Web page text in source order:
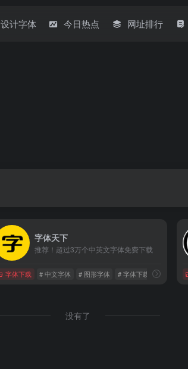
设计字体 今日热点 网址排行
字体天下
推荐！超过3万个中英文字体免费下载
字体下载 # 中文字体 # 图形字体 # 字体下载
没有了